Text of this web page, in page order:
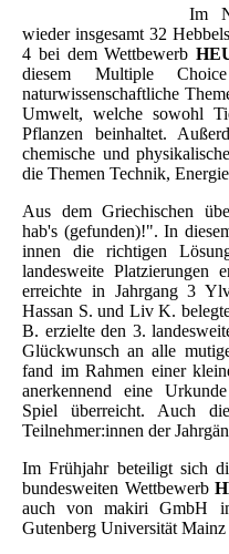
Im
wieder insgesamt 32
4 bei dem Wettbewerb
diesem Multiple
naturwissenschaftliche
Umwelt, welche sowohl
Pflanzen beinhaltet.
chemische und
die Themen Technik,
Aus dem Griechischen
hab's (gefunden)!". In
innen die richtigen
landesweite Platzierungen
erreichte in Jahrgang 3
Hassan S. und Liv K.
B. erzielte den 3.
Glückwunsch an alle
fand im Rahmen einer
anerkennend eine
Spiel überreicht. Auch
Teilnehmer:innen der
Im Frühjahr beteiligt sich
bundesweiten Wettbewerb
auch von makiri GmbH
Gutenberg Universität